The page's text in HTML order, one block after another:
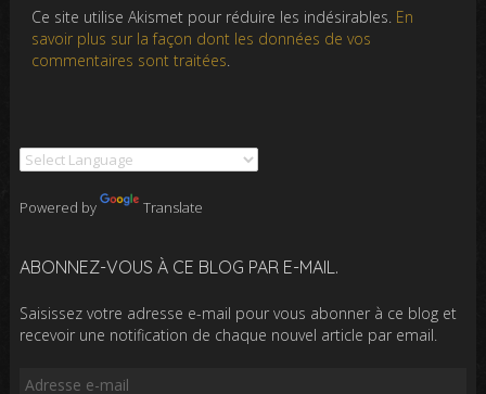
Ce site utilise Akismet pour réduire les indésirables. En
savoir plus sur la façon dont les données de vos
commentaires sont traitées.
Powered by Translate
ABONNEZ-VOUS À CE BLOG PAR E-MAIL.
Saisissez votre adresse e-mail pour vous abonner à ce blog et
recevoir une notification de chaque nouvel article par email.
Adresse